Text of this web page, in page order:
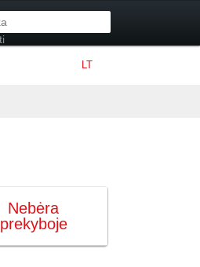
LT
Nebėra
prekyboje